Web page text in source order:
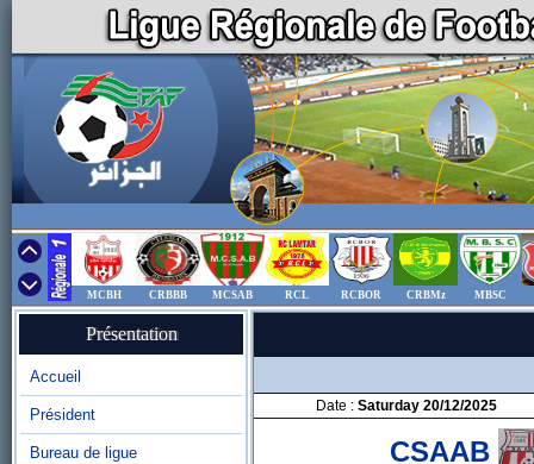
MCBH CRBBB MCSAB RCL RCBOR CRBMz MBSC
Présentation
Accueil
Président
Bureau de ligue
Date : Saturday 20/12/2025
CSAAB